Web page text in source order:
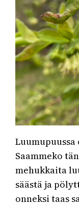
Luumupuussa
Saammeko
mehukkaita
säästä ja
onneksi taas